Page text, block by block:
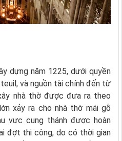
dựng năm 1225, dưới quyền
và nguồn tài chính đến từ
nhà thờ được đưa ra theo
xảy ra cho nhà thờ mái gỗ
vực cung thánh được hoàn
đợt thi công, do có thời gian